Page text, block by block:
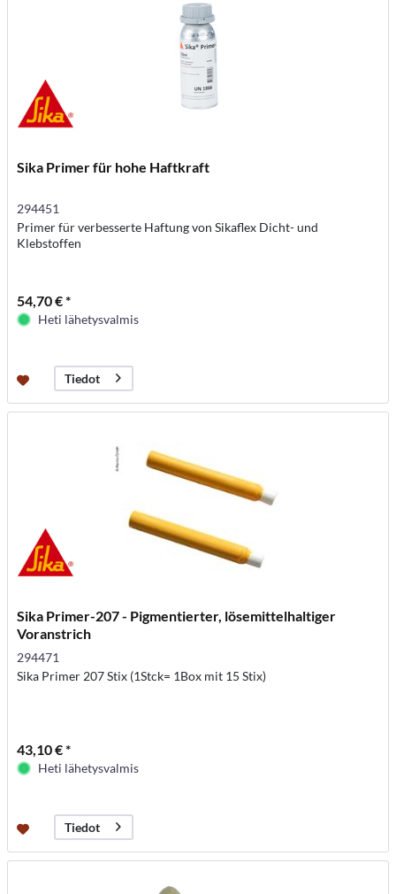
Sika Primer für hohe Haftkraft
294451
Primer für verbesserte Haftung von Sikaflex Dicht- und
Klebstoffen
54,70 € *
Heti lähetysvalmis
Tiedot
Sika Primer-207 - Pigmentierter, lösemittelhaltiger
Voranstrich
294471
Sika Primer 207 Stix (1Stck= 1Box mit 15 Stix)
43,10 € *
Heti lähetysvalmis
Tiedot